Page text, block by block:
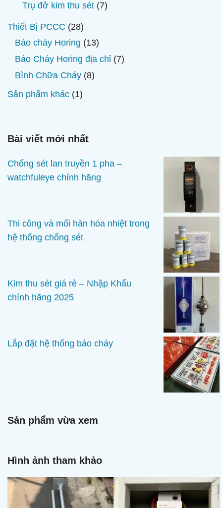
Trụ đở kim thu sét 77
Thiết Bị PCCC 2828
sản
phẩm
Báo cháy Horing 1313
sản
Báo Cháy Horing địa chỉ 77
Bình Chữa Cháy 88
Sản phẩm khác 11
Bài viết mới nhất
Chống sét lan truyền 1 pha –
watchfuleye chính hãng
Thi công và mối hàn hóa nhiệt trong
hệ thống chống sét
Kim thu sét giá rẻ – Nhập Khẩu
chính hãng 2025
Lắp đặt hệ thống báo cháy
Sản phẩm vừa xem
Hình ảnh tham khảo